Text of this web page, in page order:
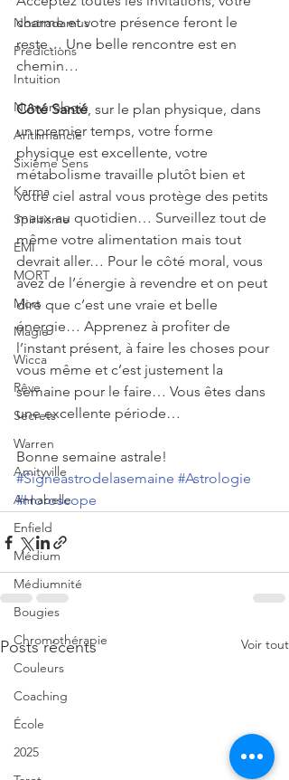
Nostradamus
Prédictions
Intuition
Numérologie
Arithmancie
Sixième Sens
Karma
Spiritisme
EMI
MORT
Mort
Magie
Wicca
Rêve
Secrets
Warren
Amityville
Annabelle
Enfield
Médium
Médiumnité
Bougies
Chromothérapie
Couleurs
Coaching
École
2025
charme et votre présence feront le
reste… Une belle rencontre est en
chemin…
Côté Santé, sur le plan physique, dans
un premier temps, votre forme
physique est excellente, votre
métabolisme travaille plutôt bien et
votre ciel astral vous protège des petits
maux au quotidien… Surveillez tout de
même votre alimentation mais tout
devrait aller… Pour le côté moral, vous
avez de l’énergie à revendre et on peut
dire que c’est une vraie et belle
énergie… Apprenez à profiter de
l’instant présent, à faire les choses pour
vous même et c’est justement la
semaine pour le faire… Vous êtes dans
une excellente période…
Bonne semaine astrale!
#Signeastrodelasemaine #Astrologie
#Horoscope
Posts récents Voir tout